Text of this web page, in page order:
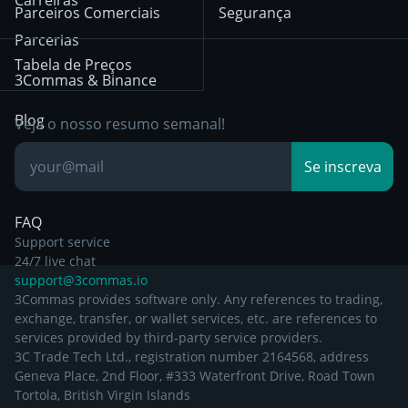
Bybit
Position Trading
Day Trading
Breakout Trading
Privacy Notice from
December 29th 2024
Other Legal
Documentation
Parcerias
3Commas & Binance
Blog
Base de
Conhecimento
FAQ
Parceiros Comerciais
Tabela de Preços
Segurança
Veja o nosso resumo semanal!
Se inscreva
Support service
24/7 live chat
support@3commas.io
3Commas provides software only. Any references to trading,
exchange, transfer, or wallet services, etc. are references to
services provided by third-party service providers.
3C Trade Tech Ltd., registration number 2164568, address
Geneva Place, 2nd Floor, #333 Waterfront Drive, Road Town
Tortola, British Virgin Islands